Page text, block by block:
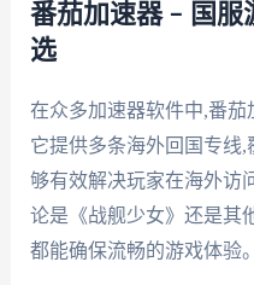
番茄加速器 – 国服
选
在众多加速器软件中,番茄
它提供多条海外回国专线
够有效解决玩家在海外访
论是《战舰少女》还是其
都能确保流畅的游戏体验。